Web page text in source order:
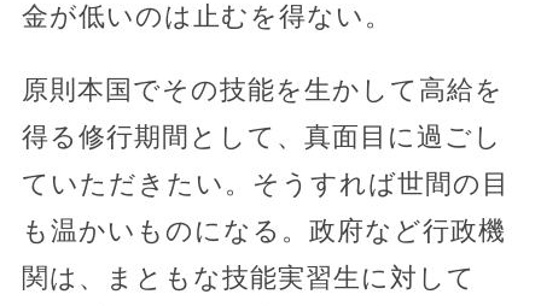
金が低いのは止むを得ない。
原則本国でその技能を生かして高給を
得る修行期間として、真面目に過ごし
ていただきたい。そうすれば世間の目
も温かいものになる。政府など行政機
関は、まともな技能実習生に対して